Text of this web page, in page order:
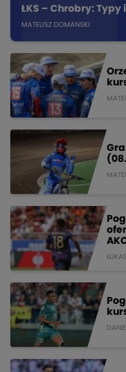
ŁKS – Chrobry: Typy
MATEUSZ DOMANSKI